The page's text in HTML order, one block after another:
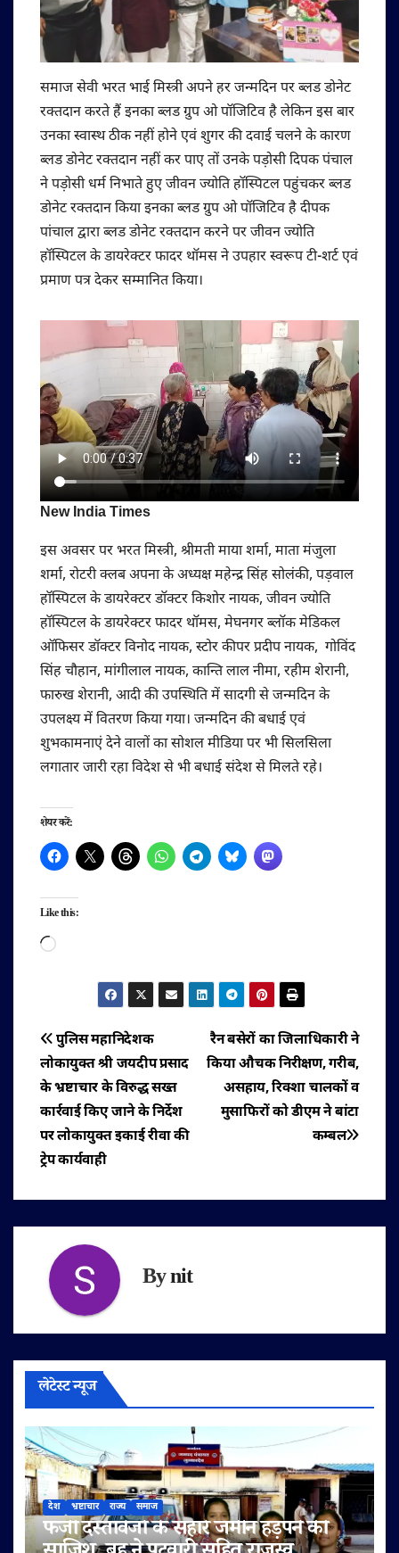
समाज सेवी भरत भाई मिस्त्री अपने हर जन्मदिन पर ब्लड डोनेट
रक्तदान करते हैं इनका ब्लड ग्रुप ओ पॉजिटिव है लेकिन इस बार
उनका स्वास्थ ठीक नहीं होने एवं शुगर की दवाई चलने के कारण
ब्लड डोनेट रक्तदान नहीं कर पाए तों उनके पड़ोसी दिपक पंचाल
ने पड़ोसी धर्म निभाते हुए जीवन ज्योति हॉस्पिटल पहुंचकर ब्लड
डोनेट रक्तदान किया इनका ब्लड ग्रुप ओ पॉजिटिव है दीपक
पांचाल द्वारा ब्लड डोनेट रक्तदान करने पर जीवन ज्योति
हॉस्पिटल के डायरेक्टर फादर थॉमस ने उपहार स्वरूप टी-शर्ट एवं
प्रमाण पत्र देकर सम्मानित किया।
New India Times
इस अवसर पर भरत मिस्त्री, श्रीमती माया शर्मा, माता मंजुला
शर्मा, रोटरी क्लब अपना के अध्यक्ष महेन्द्र सिंह सोलंकी, पड़वाल
हॉस्पिटल के डायरेक्टर डॉक्टर किशोर नायक, जीवन ज्योति
हॉस्पिटल के डायरेक्टर फादर थॉमस, मेघनगर ब्लॉक मेडिकल
ऑफिसर डॉक्टर विनोद नायक, स्टोर कीपर प्रदीप नायक, गोविंद
सिंह चौहान, मांगीलाल नायक, कान्ति लाल नीमा, रहीम शेरानी,
फारुख शेरानी, आदी की उपस्थिति में सादगी से जन्मदिन के
उपलक्ष्य में वितरण किया गया। जन्मदिन की बधाई एवं
शुभकामनाएं देने वालों का सोशल मीडिया पर भी सिलसिला
लगातार जारी रहा विदेश से भी बधाई संदेश से मिलते रहे।
शेयर करें:
Like this:
Loading…
पोस्ट
नेविगेशन
रैन बसेरों का जिलाधिकारी ने
किया औचक निरीक्षण, गरीब,
असहाय, रिक्शा चालकों व
मुसाफिरों को डीएम ने बांटा
कम्बल
पुलिस महानिदेशक
लोकायुक्त श्री जयदीप प्रसाद
के भ्रष्टाचार के विरुद्ध सख्त
कार्रवाई किए जाने के निर्देश
पर लोकायुक्त इकाई रीवा की
ट्रेप कार्यवाही
Bynit
लेटेस्ट न्यूज
देश भ्रष्टाचार राज्य समाज
फर्जी दस्तावेजों के सहारे जमीन हड़पने की